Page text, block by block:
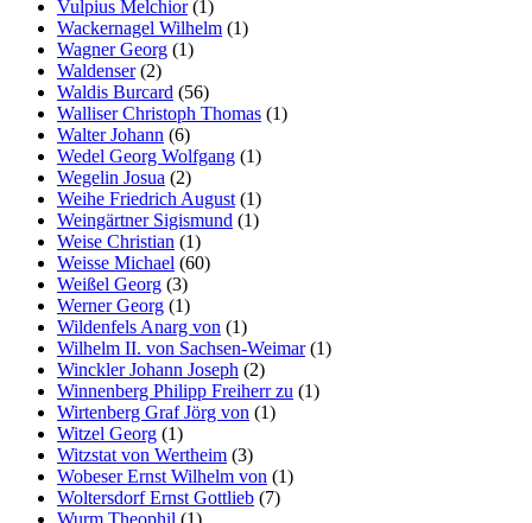
Vulpius Melchior(1)
Wackernagel Wilhelm (1)
Wagner Georg (1)
Waldenser(2)
Waldis Burcard (56)
Walliser Christoph Thomas (1)
Walter Johann (6)
Wedel Georg Wolfgang (1)
Wegelin Josua (2)
Weihe Friedrich August (1)
Weingärtner Sigismund (1)
Weise Christian (1)
Weisse Michael (60)
Weißel Georg (3)
Werner Georg (1)
Wildenfels Anarg von (1)
Wilhelm II. von Sachsen-Weimar(1)
Winckler Johann Joseph (2)
Winnenberg Philipp Freiherr zu (1)
Wirtenberg Graf Jörg von (1)
Witzel Georg (1)
Witzstat von Wertheim (3)
Wobeser Ernst Wilhelm von (1)
Woltersdorf Ernst Gottlieb (7)
Wurm Theophil (1)